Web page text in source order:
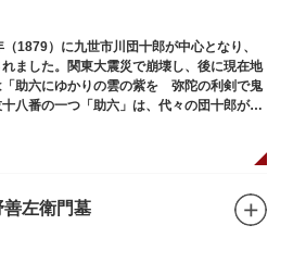
1879）に九世市川団十郎が中心となり、
ました。関東大震災で崩壊し、後に現在地
「助六にゆかりの雲の紫を 弥陀の利剣で鬼
八番の一つ「助六」は、代々の団十郎が伝
です。
善左衛門墓